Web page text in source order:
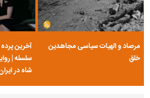
مرصاد و الهیات سیاسی مجاهدین
خلق
آخرین
سلسله |
شاه در